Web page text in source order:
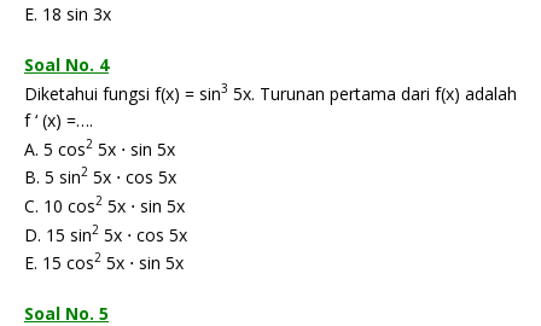
E. 18 sin 3x
Soal No. 4
Diketahui fungsi f(x) = sin3 5x. Turunan pertama dari f(x) adalah
f ‘ (x) =….
A. 5 cos2 5x ⋅ sin 5x
B. 5 sin2 5x ⋅ cos 5x
C. 10 cos2 5x ⋅ sin 5x
D. 15 sin2 5x ⋅ cos 5x
E. 15 cos2 5x ⋅ sin 5x
Soal No. 5